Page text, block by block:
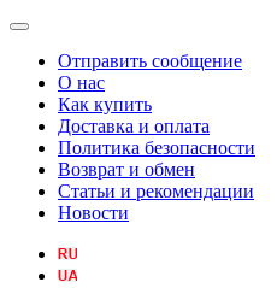
Отправить сообщение
О нас
Как купить
Доставка и оплата
Политика безопасности
Возврат и обмен
Статьи и рекомендации
Новости